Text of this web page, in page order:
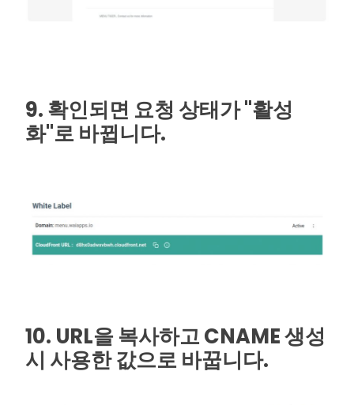
9. 확인되면 요청 상태가 "활성
화"로 바뀝니다.
10. URL을 복사하고 CNAME 생성
시 사용한 값으로 바꿉니다.